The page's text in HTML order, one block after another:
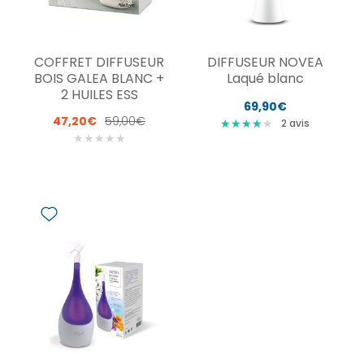
COFFRET DIFFUSEUR
BOIS GALEA BLANC +
2 HUILES ESS
47,20€ 59,00€
★ ★ ★ ★ ★
DIFFUSEUR NOVEA
Laqué blanc
69,90€
★★★★
★★★★★ 2 avis